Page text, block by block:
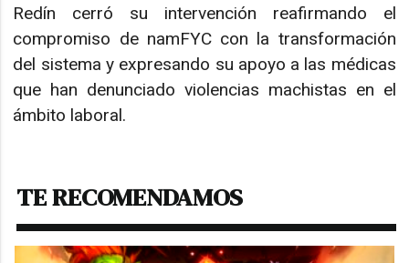
Redín cerró su intervención reafirmando el
compromiso de namFYC con la transformación
del sistema y expresando su apoyo a las médicas
que han denunciado violencias machistas en el
ámbito laboral.
TE RECOMENDAMOS